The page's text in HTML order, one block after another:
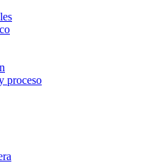
proceso